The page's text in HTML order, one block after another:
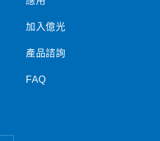
加入億光
產品諮詢
FAQ